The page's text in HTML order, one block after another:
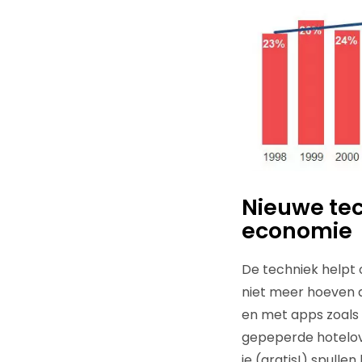
Nieuwe
economie
De techniek helpt
niet meer hoeven
en met apps
gepeperde